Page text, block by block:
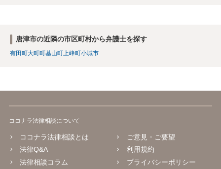
唐津市の近隣の市区町村から弁護士を探す
有田町大町町基山町上峰町小城市
ココナラ法律相談について
ココナラ法律相談とは
法律Q&A
法律相談コラム
ご意見・ご要望
利用規約
プライバシーポリシー